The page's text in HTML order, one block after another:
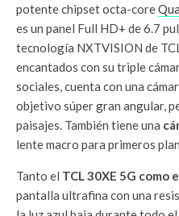
potente chipset octa-core
es un panel Full HD+ de 6.7
tecnología NXTVISION de
encantados con su triple
sociales, cuenta con una
objetivo súper gran angular,
paisajes. También tiene una
lente macro para primeros
Tanto el TCL 30XE 5G como
pantalla ultrafina con una